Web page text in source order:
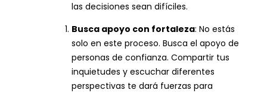
las decisiones sean difíciles.
Busca apoyo con fortaleza: No estás
solo en este proceso. Busca el apoyo de
personas de confianza. Compartir tus
inquietudes y escuchar diferentes
perspectivas te dará fuerzas para